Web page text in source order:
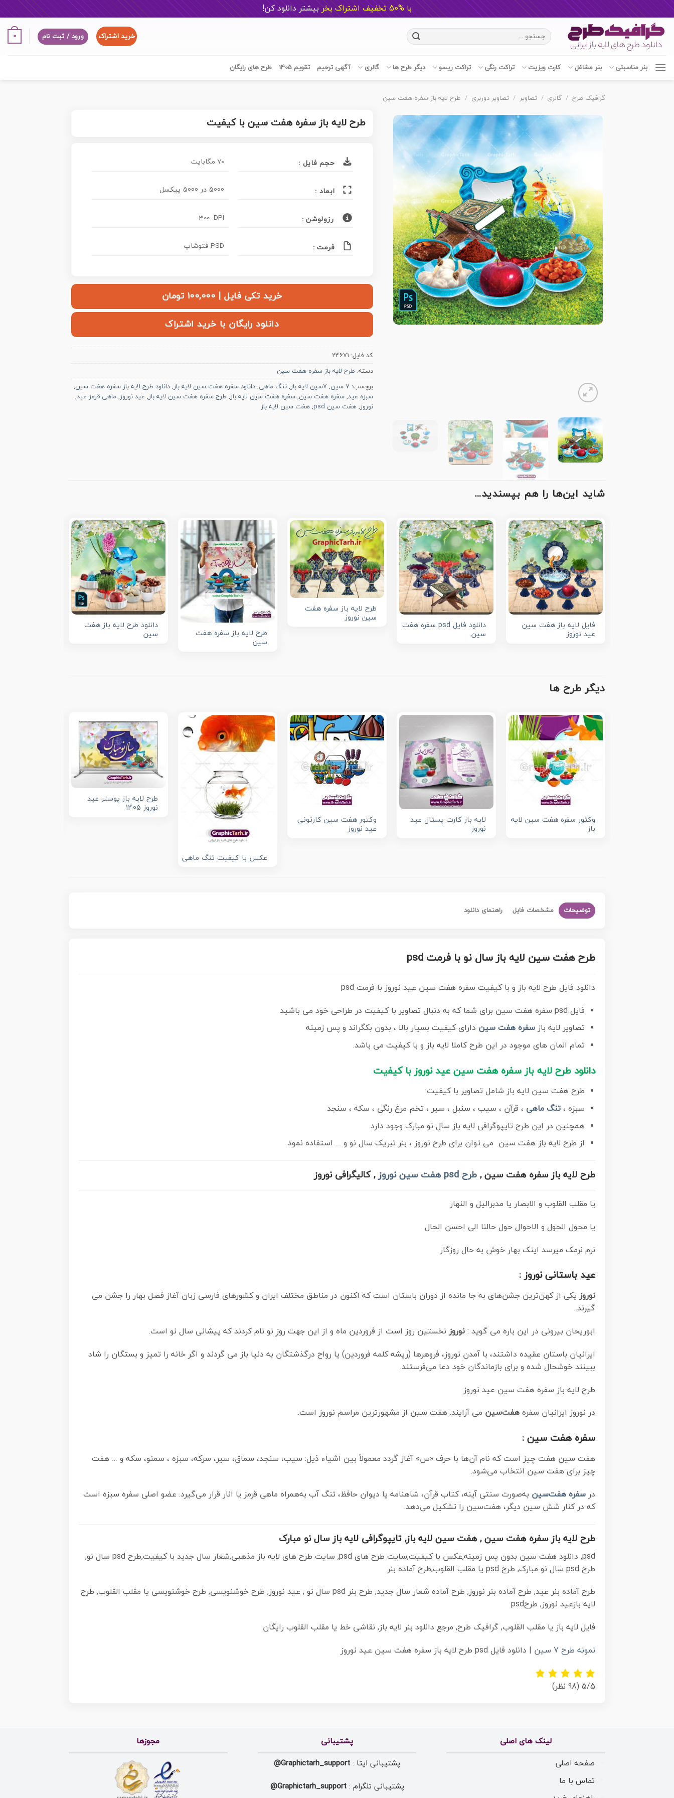
با %50 تخفیف اشتراک بخر بیشتر دانلود کن!
content
جستجو
برای:
خرید اشتراک ورود / ثبت نام 0
بنر مناسبتی بنر مشاغل کارت ویزیت تراکت رنگی تراکت ریسو دیگر طرح ها گالری آگهی ترحیم تقویم 1405 طرح های رایگان
گرافیک طرح / گالری / تصاویر / تصاویر دوربری / طرح لایه باز سفره هفت سین
طرح لایه باز سفره هفت سین با کیفیت
حجم فایل : 70 مگابایت
ابعاد : 5000 در 5000 پیکسل
رزولوشن : 300 DPI
فرمت : PSD فتوشاپ
خرید تکی فایل | ۱۰۰,۰۰۰ تومان
دانلود رایگان با خرید اشتراک
کد فایل: 24671
دسته: طرح لایه باز سفره هفت سین
برچسب:7 سین ,7سین لایه باز ,تنگ ماهی,دانلود سفره هفت سین لایه باز,دانلود طرح لایه باز سفره هفت سین,
سبزه عید,سفره هفت سین,سفره هفت سین لایه باز, طرح سفره هفت سین لایه باز, عید نوروز, ماهی قرمز عید,
نوروز,هفت سین psd ,هفت سین لایه باز
شاید این‌ها را هم بپسندید…
فایل لایه باز هفت سین
عید نوروز
دانلود فایل psd سفره هفت
سین
طرح لایه باز سفره هفت
سین نوروز
طرح لایه باز سفره هفت
سین
دانلود طرح لایه باز هفت
سین
دیگر طرح ها
وکتور سفره هفت سین لایه
باز
لایه باز کارت پستال عید
نوروز
وکتور هفت سین کارتونی
عید نوروز
عکس با کیفیت تنگ ماهی
طرح لایه باز پوستر عید
نوروز 1405
توضیحات مشخصات فایل راهنمای دانلود
طرح هفت سین لایه باز سال نو با فرمت psd
دانلود فایل طرح لایه باز و با کیفیت سفره هفت سین عید نوروز با فرمت psd
فایل psd سفره هفت سین برای شما که به دنبال تصاویر با کیفیت در طراحی خود می باشید
تصاویر لایه باز سفره هفت سین دارای کیفیت بسیار بالا ، بدون بکگراند و پس زمینه
تمام المان های موجود در این طرح کاملا لایه باز و با کیفیت می باشد.
دانلود طرح لایه باز سفره هفت سین عید نوروز با کیفیت
طرح هفت سین لایه باز شامل تصاویر با کیفیت:
سبزه ، تنگ ماهی ، قرآن ، سیب ، سنبل ، سیر ، تخم مرغ رنگی ، سکه ، سنجد
همچنین در این طرح تایپوگرافی لایه باز سال نو مبارک وجود دارد.
از طرح لایه باز هفت سین می توان برای طرح نوروز ، بنر تبریک سال نو و … استفاده نمود.
طرح لایه باز سفره هفت سین , طرح psd هفت سین نوروز , کالیگرافی نوروز
یا مقلب القلوب و الابصار یا مدبرالیل و النهار
یا محول الحول و الاحوال حول حالنا الی احسن الحال
نرم نرمک میرسد اینک بهار خوش به حال روزگار
عید باستانی نوروز :
نوروز یکی از کهن‌ترین جشن‌های به جا مانده از دوران باستان است که اکنون در مناطق مختلف ایران و کشورهای فارسی زبان آغاز فصل بهار را جشن می
گیرند.
ابوریحان بیرونی در این باره می گوید : نوروز نخستین روز است از فروردین ماه و از این جهت روزِ نو نام کردند که پیشانی سال نو است.
ایرانیان باستان عقیده داشتند، با آمدن نوروز، فروهرها (ریشه کلمه فروردین) یا رواح درگذشتگان به دنیا باز می گردند و اگر خانه را تمیز و بستگان را شاد
ببینند خوشحال شده و برای بازماندگان خود دعا می‌فرستند.
طرح لایه باز سفره هفت سین عید نوروز
در نوروز ایرانیان سفره هفت‌سین می آرایند. هفت سین از مشهورترین مراسم نوروز است.
سفره هفت سین :
هفت سین هفت چیز است که نام آن‌ها با حرف «س» آغاز گردد معمولاً بین اشیاء ذیل: سیب، سنجد، سماق، سیر، سرکه، سبزه ، سمنو، سکه و … هفت
چیز برای هفت سین انتخاب می‌شود.
در سفره هفت‌سین به‌صورت سنتی آینه، کتاب قرآن، شاهنامه یا دیوان حافظ، تنگ آب به‌همراه ماهی قرمز یا انار قرار می‌گیرد. عضو اصلی سفره سبزه است
که در کنار شش سین دیگر، هفت‌سین را تشکیل می‌دهد.
طرح لایه باز سفره هفت سین , هفت سین لایه باز, تایپوگرافی لایه باز سال نو مبارک
psd, دانلود هفت سین بدون پس زمینه,عکس با کیفیت,سایت طرح های psd, سایت طرح های لایه باز مذهبی,شعار سال جدید با کیفیت,طرح psd سال نو,
طرح psd سال نو مبارک, طرح psd یا مقلب القلوب,طرح آماده بنر
طرح آماده بنر عید, طرح آماده بنر نوروز, طرح آماده شعار سال جدید, طرح بنر psd سال نو , عید نوروز, طرح خوشنویسی, طرح خوشنویسی یا مقلب القلوب, طرح
لایه بازعید نوروز, طرحpsd
فایل لایه باز یا مقلب القلوب, گرافیک طرح, مرجع دانلود بنر لایه باز, نقاشی خط یا مقلب القلوب رایگان
نمونه طرح 7 سین | دانلود فایل psd طرح لایه باز سفره هفت سین عید نوروز
5/5 (98 نظر)
لینک های اصلی
صفحه اصلی
تماس با ما
پشتیبانی
پشتیبانی ایتا : Graphictarh_support@
پشتیبانی تلگرام :Graphictarh_support@
مجوزها